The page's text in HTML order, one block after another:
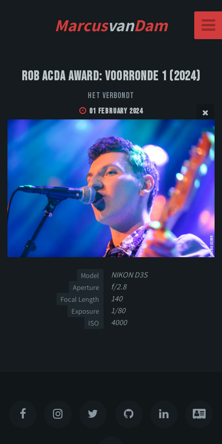
MarcusvanDam
Rob Acda Award: Voorronde 1 (2024)
Het Verbondt
01 February 2024
Model NIKON D3S
Aperture f/2.8
Focal Length 140
Exposure 1/80
ISO 4000